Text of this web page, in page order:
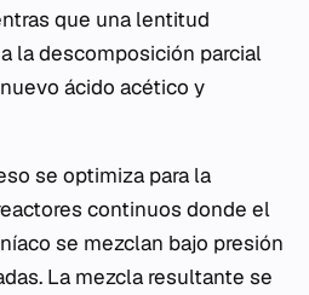
que una lentitud
la descomposición parcial
ácido acético y
se optimiza para la
continuos donde el
se mezclan bajo presión
La mezcla resultante se